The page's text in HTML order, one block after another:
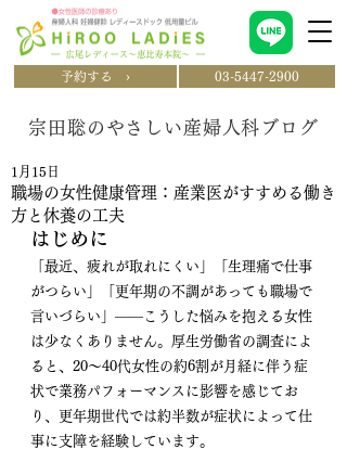
予約する › 03-5447-2900
宗田聡のやさしい産婦人科ブログ
職場の女性健康管理：産業医がすすめる働き
方と休養の工夫
1月15日
はじめに
「最近、疲れが取れにくい」「生理痛で仕事
がつらい」「更年期の不調があっても職場で
言いづらい」——こうした悩みを抱える女性
は少なくありません。厚生労働省の調査によ
ると、20〜40代女性の約6割が月経に伴う症
状で業務パフォーマンスに影響を感じてお
り、更年期世代では約半数が症状によって仕
事に支障を経験しています。